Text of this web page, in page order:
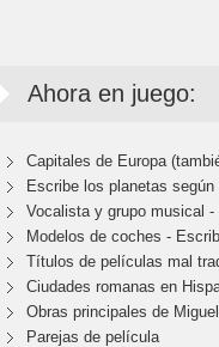
Ahora en juego:
Capitales de Europa
Escribe los planetas
Vocalista y grupo musical
Modelos de coches -
Títulos de películas mal
Ciudades romanas en
Obras principales de
Parejas de película